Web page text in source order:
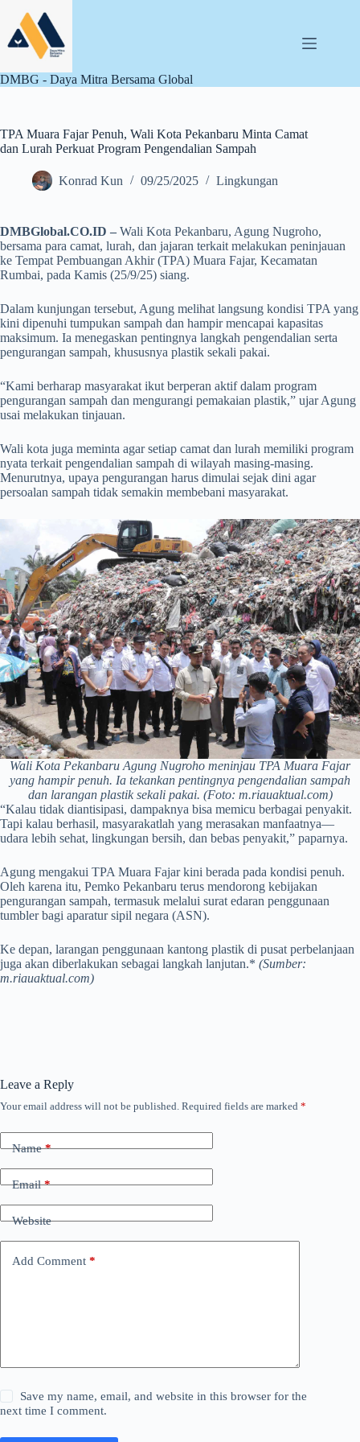
content
DMBG - Daya Mitra Bersama Global
TPA Muara Fajar Penuh, Wali Kota Pekanbaru Minta Camat
dan Lurah Perkuat Program Pengendalian Sampah
Konrad Kun 09/25/2025 Lingkungan
DMBGlobal.CO.ID – Wali Kota Pekanbaru, Agung Nugroho,
bersama para camat, lurah, dan jajaran terkait melakukan peninjauan
ke Tempat Pembuangan Akhir (TPA) Muara Fajar, Kecamatan
Rumbai, pada Kamis (25/9/25) siang.
Dalam kunjungan tersebut, Agung melihat langsung kondisi TPA yang
kini dipenuhi tumpukan sampah dan hampir mencapai kapasitas
maksimum. Ia menegaskan pentingnya langkah pengendalian serta
pengurangan sampah, khususnya plastik sekali pakai.
“Kami berharap masyarakat ikut berperan aktif dalam program
pengurangan sampah dan mengurangi pemakaian plastik,” ujar Agung
usai melakukan tinjauan.
Wali kota juga meminta agar setiap camat dan lurah memiliki program
nyata terkait pengendalian sampah di wilayah masing-masing.
Menurutnya, upaya pengurangan harus dimulai sejak dini agar
persoalan sampah tidak semakin membebani masyarakat.
Wali Kota Pekanbaru Agung Nugroho meninjau TPA Muara Fajar
yang hampir penuh. Ia tekankan pentingnya pengendalian sampah
dan larangan plastik sekali pakai. (Foto: m.riauaktual.com)
“Kalau tidak diantisipasi, dampaknya bisa memicu berbagai penyakit.
Tapi kalau berhasil, masyarakatlah yang merasakan manfaatnya—
udara lebih sehat, lingkungan bersih, dan bebas penyakit,” paparnya.
Agung mengakui TPA Muara Fajar kini berada pada kondisi penuh.
Oleh karena itu, Pemko Pekanbaru terus mendorong kebijakan
pengurangan sampah, termasuk melalui surat edaran penggunaan
tumbler bagi aparatur sipil negara (ASN).
Ke depan, larangan penggunaan kantong plastik di pusat perbelanjaan
juga akan diberlakukan sebagai langkah lanjutan.* (Sumber:
m.riauaktual.com)
Leave a Reply
Your email address will not be published. Required fields are marked *
Name*
Email*
Website
Add Comment *
Save my name, email, and website in this browser for the
next time I comment.